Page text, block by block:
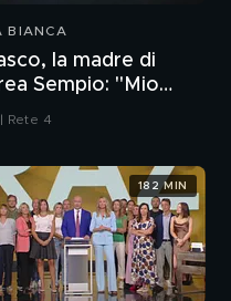
BIANCA
la madre di
Sempio: "Mio
quando parla
Rete 4
182 MIN